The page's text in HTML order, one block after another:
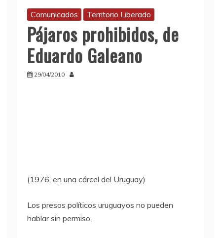
Comunicados Territorio Liberado
Pájaros prohibidos, de
Eduardo Galeano
29/04/2010
(1976, en una cárcel del Uruguay)
Los presos políticos uruguayos no pueden
hablar sin permiso,